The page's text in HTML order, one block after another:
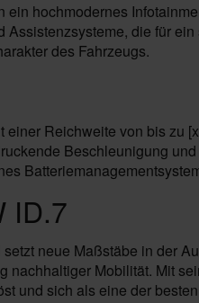
hochmodernes
die für
des Fahrzeugs.
Reichweite von bis
Beschleunigung
ID.7
neue Maßstäbe in der
Mobilität. Mit
und sich als eine der